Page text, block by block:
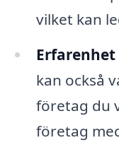
vilket kan
kan också
företag du
företag